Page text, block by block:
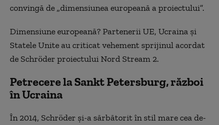
convingă de „dimensiunea europeană a proiectului”.
Dimensiune europeană? Partenerii UE, Ucraina și
Statele Unite au criticat vehement sprijinul acordat
de Schröder proiectului Nord Stream 2.
Petrecere la Sankt Petersburg, război
în Ucraina
În 2014, Schröder și-a sărbătorit în stil mare cea de-